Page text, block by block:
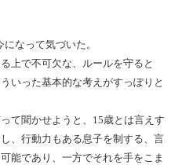
になって気づいた。
上で不可欠な、ルールを守ると
いった基本的な考えがすっぽりと
て聞かせようと、 15歳とは言えす
、行動力もある息子を制する、言
能であり、一方でそれを手をこま